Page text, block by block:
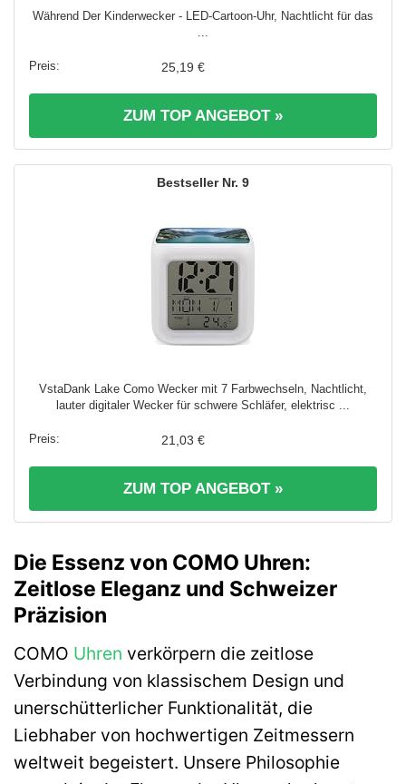
Während Der Kinderwecker - LED-Cartoon-Uhr, Nachtlicht für das
...
25,19 €
ZUM TOP ANGEBOT »
9
VstaDank Lake Como Wecker mit 7 Farbwechseln, Nachtlicht,
lauter digitaler Wecker für schwere Schläfer, elektrisc ...
21,03 €
ZUM TOP ANGEBOT »
Die Essenz von COMO Uhren:
Zeitlose Eleganz und Schweizer
Präzision
COMO Uhren verkörpern die zeitlose
Verbindung von klassischem Design und
unerschütterlicher Funktionalität, die
Liebhaber von hochwertigen Zeitmessern
weltweit begeistert. Unsere Philosophie